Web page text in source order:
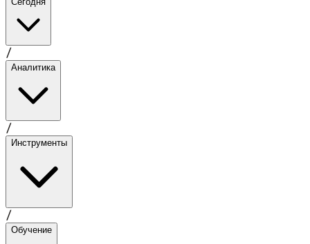
/
Аналитика
/
Инструменты
/
Обучение